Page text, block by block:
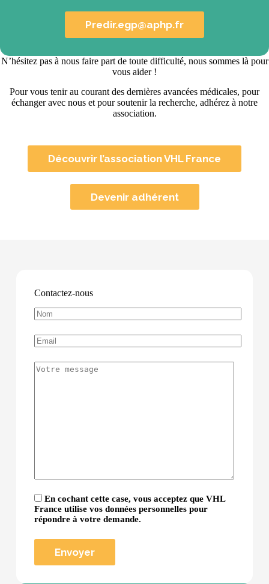
Predir.egp@aphp.fr
N’hésitez pas à nous faire part de toute difficulté, nous sommes là pour
vous aider !
Pour vous tenir au courant des dernières avancées médicales, pour
échanger avec nous et pour soutenir la recherche, adhérez à notre
association.
Découvrir l’association VHL France
Devenir adhérent
Contactez-nous
En cochant cette case, vous acceptez que VHL
France utilise vos données personnelles pour
répondre à votre demande.